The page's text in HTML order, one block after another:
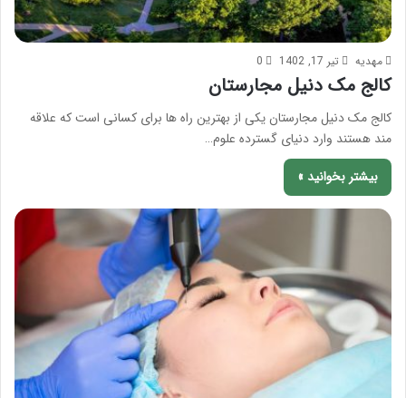
مهدیه تیر 17, 1402 0
کالج مک دنیل مجارستان
کالج مک دنیل مجارستان یکی از بهترین راه ها برای کسانی است که علاقه
مند هستند وارد دنیای گسترده علوم…
بیشتر بخوانید »